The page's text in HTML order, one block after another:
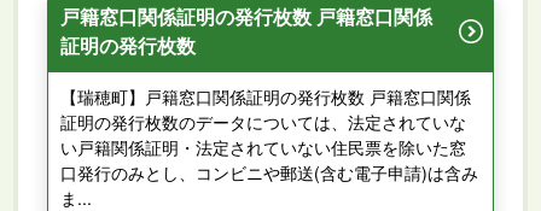
戸籍窓口関係証明の発行枚数 戸籍窓口関係
証明の発行枚数
【瑞穂町】戸籍窓口関係証明の発行枚数 戸籍窓口関係
証明の発行枚数のデータについては、法定されていな
い戸籍関係証明・法定されていない住民票を除いた窓
口発行のみとし、コンビニや郵送(含む電子申請)は含み
ま...